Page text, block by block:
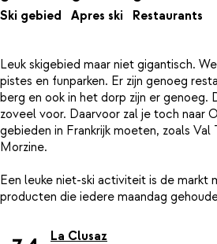
Ski gebied Apres ski Restaurants
Leuk skigebied maar niet gigantisch.
pistes en funparken. Er zijn genoeg
berg en ook in het dorp zijn er genoeg.
zoveel voor. Daarvoor zal je toch naar
gebieden in Frankrijk moeten, zoals
Morzine.
Een leuke niet-ski activiteit is de markt
La Clusaz